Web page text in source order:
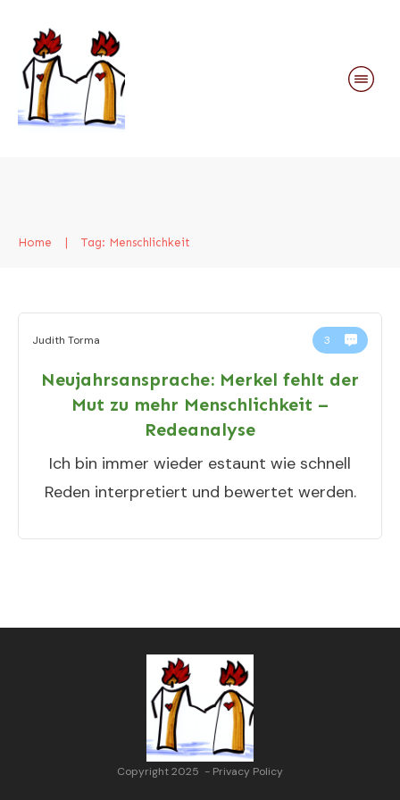
Home Tag: Menschlichkeit
Judith Torma 3
Neujahrsansprache: Merkel fehlt der
Mut zu mehr Menschlichkeit –
Redeanalyse
Ich bin immer wieder estaunt wie schnell
Reden interpretiert und bewertet werden.
Copyright 2025 - Privacy Policy